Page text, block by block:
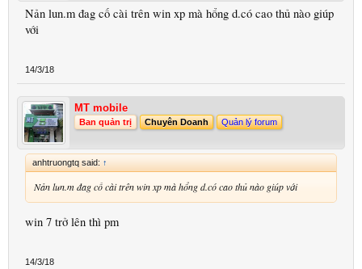
Nản lun.m đag cố cài trên win xp mà hổng d.có cao thủ nào giúp
với
14/3/18
MT mobile
Ban quản trị Chuyên Doanh Quản lý forum
anhtruongtq said: ↑
Nản lun.m đag cố cài trên win xp mà hổng d.có cao thủ nào giúp với
win 7 trở lên thì pm
14/3/18